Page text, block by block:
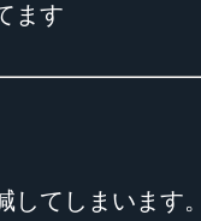
ます
してしまいます